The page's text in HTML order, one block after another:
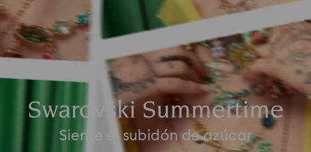
Swarovski Summertime
Siente el subidón de azúcar